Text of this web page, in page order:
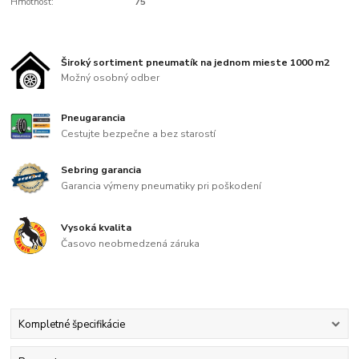
Široký sortiment pneumatík na jednom mieste 1000 m2
Možný osobný odber
Pneugarancia
Cestujte bezpečne a bez starostí
Sebring garancia
Garancia výmeny pneumatiky pri poškodení
Vysoká kvalita
Časovo neobmedzená záruka
Kompletné špecifikácie